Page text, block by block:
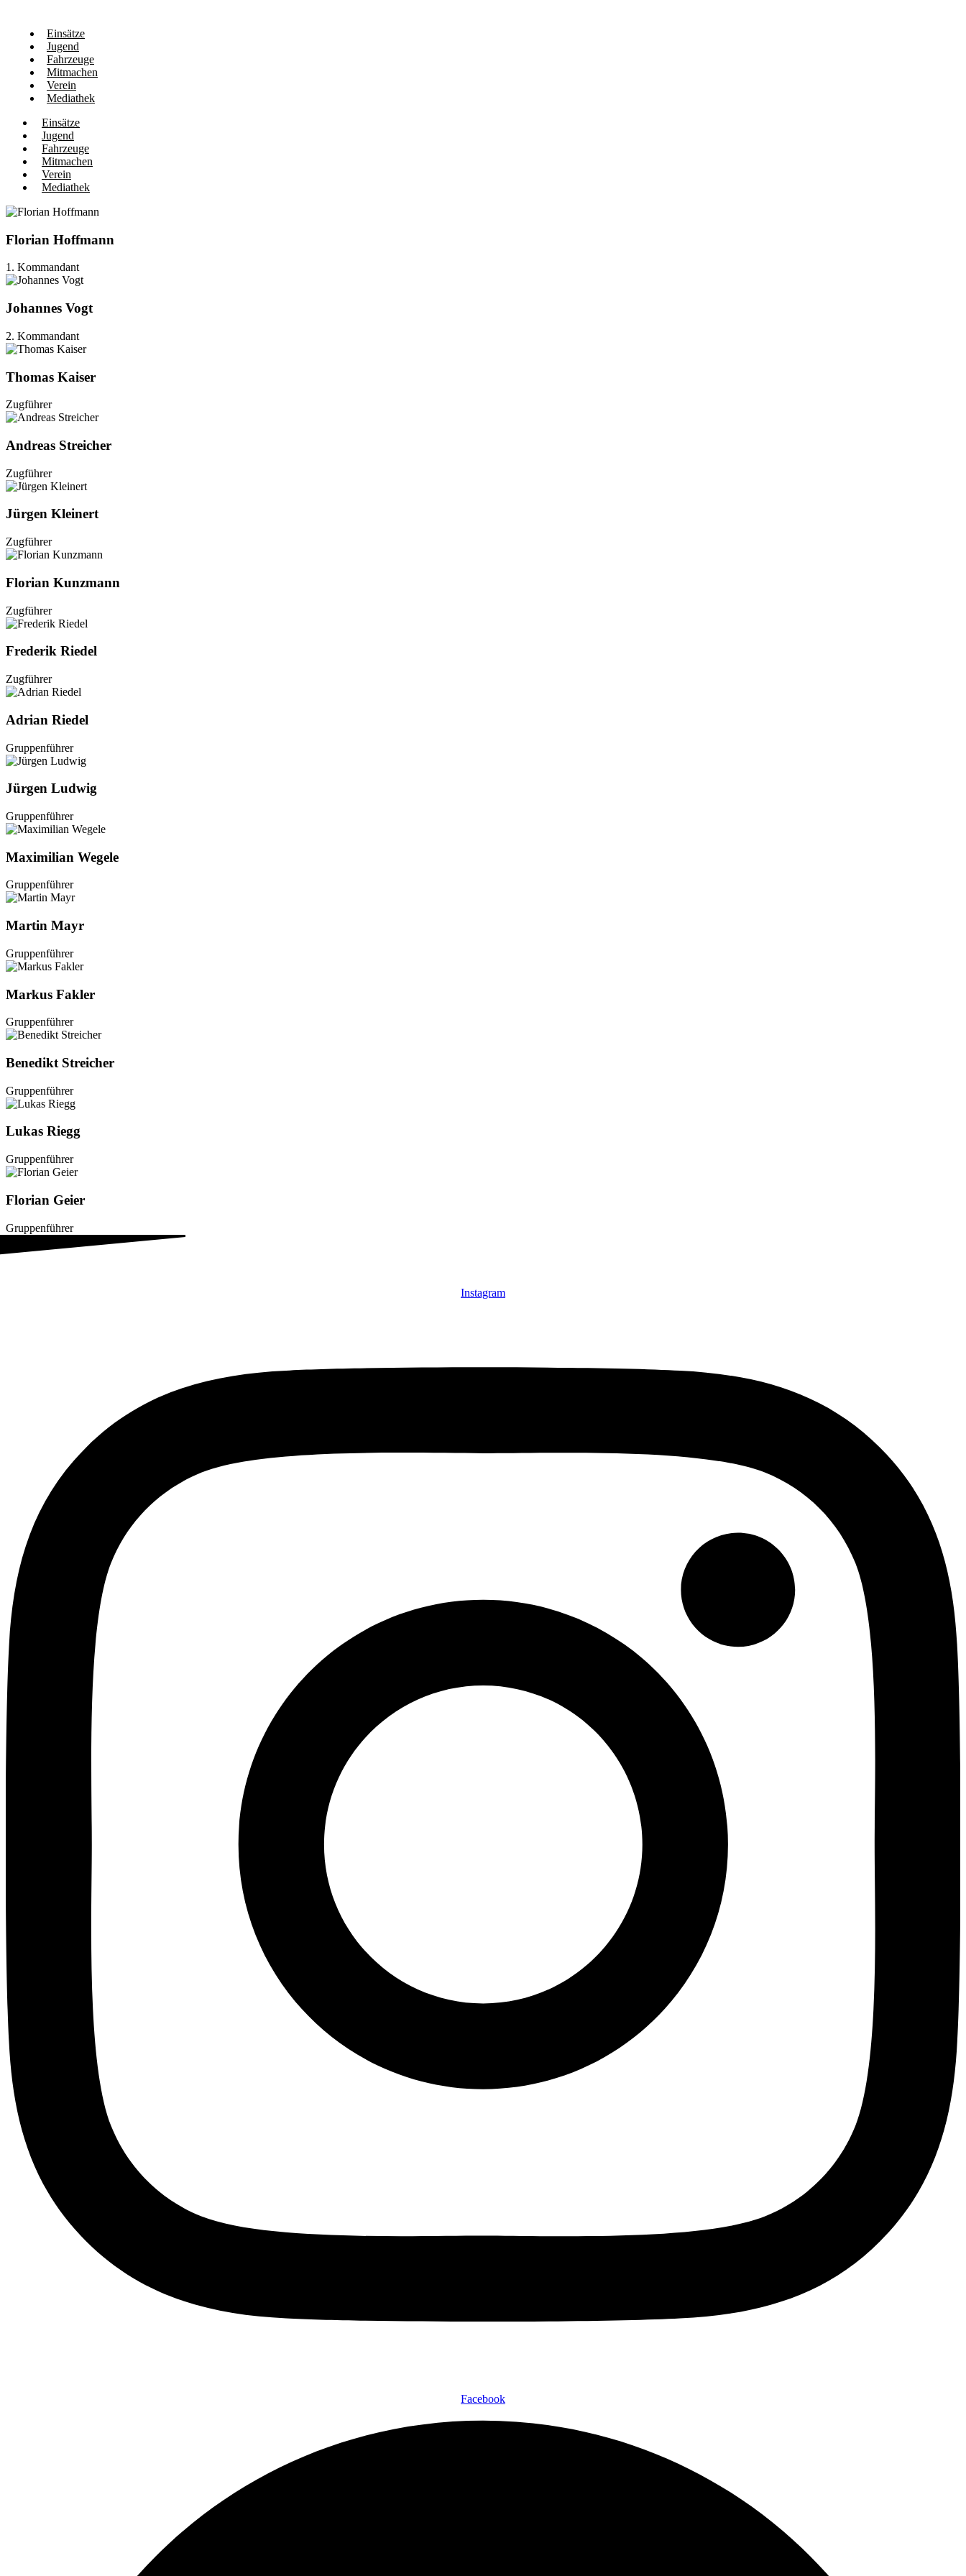
Einsätze
Jugend
Fahrzeuge
Mitmachen
Verein
Mediathek
Einsätze
Jugend
Fahrzeuge
Mitmachen
Verein
Mediathek
Florian Hoffmann
1. Kommandant
Johannes Vogt
2. Kommandant
Thomas Kaiser
Zugführer
Andreas Streicher
Zugführer
Jürgen Kleinert
Zugführer
Florian Kunzmann
Zugführer
Frederik Riedel
Zugführer
Adrian Riedel
Gruppenführer
Jürgen Ludwig
Gruppenführer
Maximilian Wegele
Gruppenführer
Martin Mayr
Gruppenführer
Markus Fakler
Gruppenführer
Benedikt Streicher
Gruppenführer
Lukas Riegg
Gruppenführer
Florian Geier
Gruppenführer
Instagram
Facebook